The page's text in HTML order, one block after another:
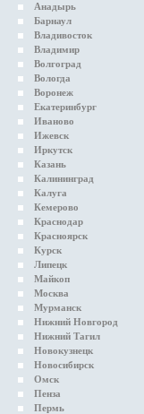
Анадырь
Барнаул
Владивосток
Владимир
Волгоград
Вологда
Воронеж
Екатеринбург
Иваново
Ижевск
Иркутск
Казань
Калининград
Калуга
Кемерово
Краснодар
Красноярск
Курск
Липецк
Майкоп
Москва
Мурманск
Нижний Новгород
Нижний Тагил
Новокузнецк
Новосибирск
Омск
Пенза
Пермь